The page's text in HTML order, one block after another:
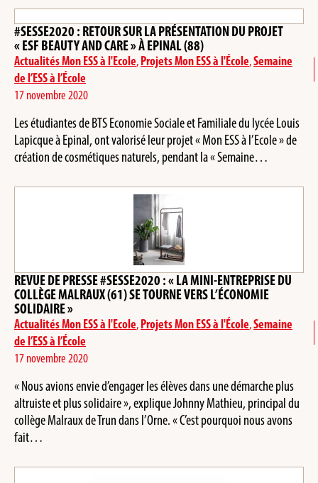
#SESSE2020 : RETOUR SUR LA PRÉSENTATION DU PROJET
« ESF BEAUTY AND CARE » À EPINAL (88)
Actualités Mon ESS à l'Ecole,Projets Mon ESS à l'École,Semaine
de l’ESS à l’École
17 novembre 2020
Les étudiantes de BTS Economie Sociale et Familiale du lycée Louis
Lapicque à Epinal, ont valorisé leur projet « Mon ESS à l’Ecole » de
création de cosmétiques naturels, pendant la « Semaine…
REVUE DE PRESSE #SESSE2020 : « LA MINI-ENTREPRISE DU
COLLÈGE MALRAUX (61) SE TOURNE VERS L’ÉCONOMIE
SOLIDAIRE »
Actualités Mon ESS à l'Ecole,Projets Mon ESS à l'École,Semaine
de l’ESS à l’École
17 novembre 2020
« Nous avions envie d’engager les élèves dans une démarche plus
altruiste et plus solidaire », explique Johnny Mathieu, principal du
collège Malraux de Trun dans l’Orne. « C’est pourquoi nous avons
fait…